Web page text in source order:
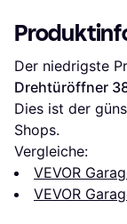
Der niedrigste
Drehtüröffner
Dies ist der
Shops.
Vergleiche:
VEVOR
VEVOR